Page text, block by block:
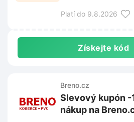
v košíku.
Platí do 9.8.2026
Získejte kód
Breno.cz
Slevový kupón -
nákup na